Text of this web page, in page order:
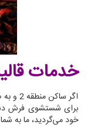
خدمات
اگر
برای شستشوی فرش
خود می‌گردید، ما به